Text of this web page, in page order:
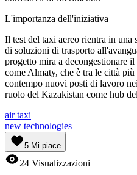
L'importanza dell'iniziativa
Il test del taxi aereo rientra in
di soluzioni di trasporto
progetto mira a decongestionare
come Almaty, che è tra le città
contempo nuovi posti di lavoro
ruolo del Kazakistan come hub
air taxi
new technologies
5 Mi piace
24 Visualizzazioni